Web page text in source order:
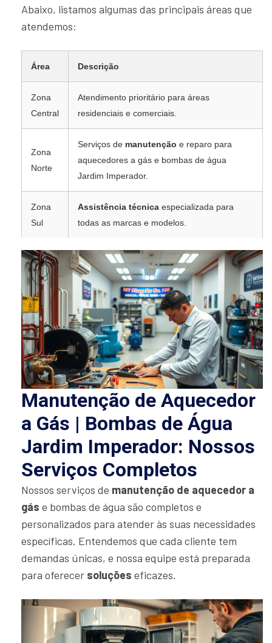
Abaixo, listamos algumas das principais áreas que
atendemos:
Área Descrição
Zona
Central
Atendimento prioritário para áreas
residenciais e comerciais.
Zona
Norte
Serviços de manutenção e reparo para
aquecedores a gás e bombas de água
Jardim Imperador.
Zona
Sul
Assistência técnica especializada para
todas as marcas e modelos.
Manutenção de Aquecedor
a Gás | Bombas de Água
Jardim Imperador: Nossos
Serviços Completos
Nossos serviços de manutenção de aquecedor a
gás e bombas de água são completos e
personalizados para atender às suas necessidades
específicas. Entendemos que cada cliente tem
demandas únicas, e nossa equipe está preparada
para oferecer soluções eficazes.